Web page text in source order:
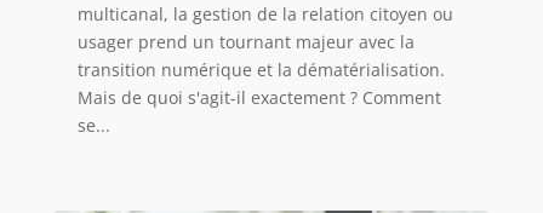
multicanal, la gestion de la relation citoyen ou
usager prend un tournant majeur avec la
transition numérique et la dématérialisation.
Mais de quoi s'agit-il exactement ? Comment
se...